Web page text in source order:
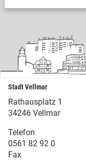
Stadt Vellmar
Rathausplatz 1
34246 Vellmar
Telefon
0561 82 92 0
Fax